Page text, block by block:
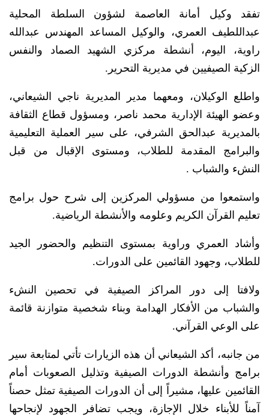
تفقد وكيل أمانة العاصمة لشؤون السلطة المحلية
عبداللطيف العمري، والوكيل المساعد المهندس عبدالله
راوية، اليوم، أنشطة مركزي الشهيد الصماد والنفس
الزكية الصيفيين في مديرية التحرير.
واطلع الوكيلان، ومعهما مدير المديرية ناجي الشيعاني،
وعضو الهيئة الإدارية محمد ناصر، ومسؤول قطاع الثقافة
بالمديرية عبدالحق الشرفي، على سير العملية التعليمية
والبرامج المقدمة للطلاب، ومستوى الإقبال من قبل
النشء والشباب .
واستمعوا من مسؤولي المركزين إلى شرح حول برامج
تعليم القرآن الكريم وعلومه والأنشطة الرياضية.
وأشاد العمري وراوية بمستوى التنظيم والحضور الجيد
للطلاب، وجهود القائمين على الدورات.
ولافتا إلى دور المراكز الصيفية في تحصين النشء
والشباب من الأفكار الهدامة وبناء شخصية متوازنة قائمة
على الوعي القرآني.
من جانبه، أكد الشيعاني أن هذه الزيارات تأتي لمتابعة سير
برامج وأنشطة الدورات الصيفية وتذليل الصعوبات أمام
القائمين عليها، مشيراً إلى أن الدورات الصيفية تمثل حصناً
آمناً للأبناء خلال الإجازة، ويجب تضافر الجهود لإنجاحها